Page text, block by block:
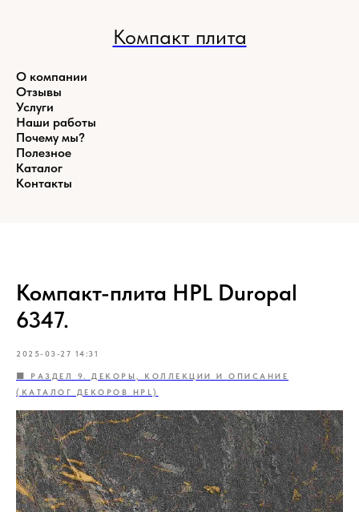
О компании
Отзывы
Услуги
Наши работы
Компакт плита
Почему мы?
Полезное
Каталог
Контакты
Компакт-плита HPL Duropal
6347.
2025-03-27 14:31
🟦 РАЗДЕЛ 9. ДЕКОРЫ, КОЛЛЕКЦИИ И ОПИСАНИЕ
(КАТАЛОГ ДЕКОРОВ HPL)